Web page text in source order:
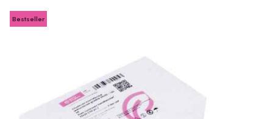
Bestseller